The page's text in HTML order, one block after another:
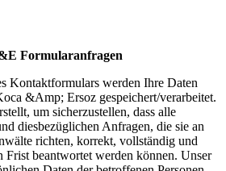
Formularanfragen
Kontaktformulars werden Ihre Daten
&Amp; Ersoz gespeichert/verarbeitet.
um sicherzustellen, dass alle
diesbezüglichen Anfragen, die sie an
richten, korrekt, vollständig und
Frist beantwortet werden können. Unser